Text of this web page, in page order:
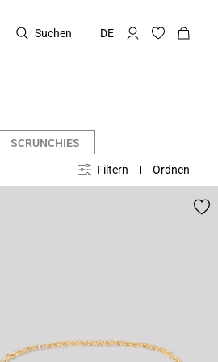
Suchen DE
SCRUNCHIES
Filtern Ordnen